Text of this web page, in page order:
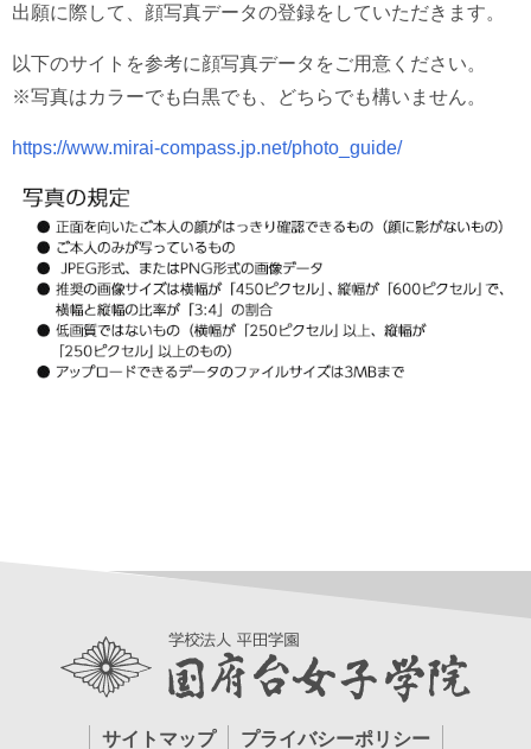
出願に際して、顔写真データの登録をしていただきます。
以下のサイトを参考に顔写真データをご用意ください。
※写真はカラーでも白黒でも 、どちらでも構いません。
https://www.mirai-compass.jp.net/photo_guide/
サイトマップ プライバシーポリシー